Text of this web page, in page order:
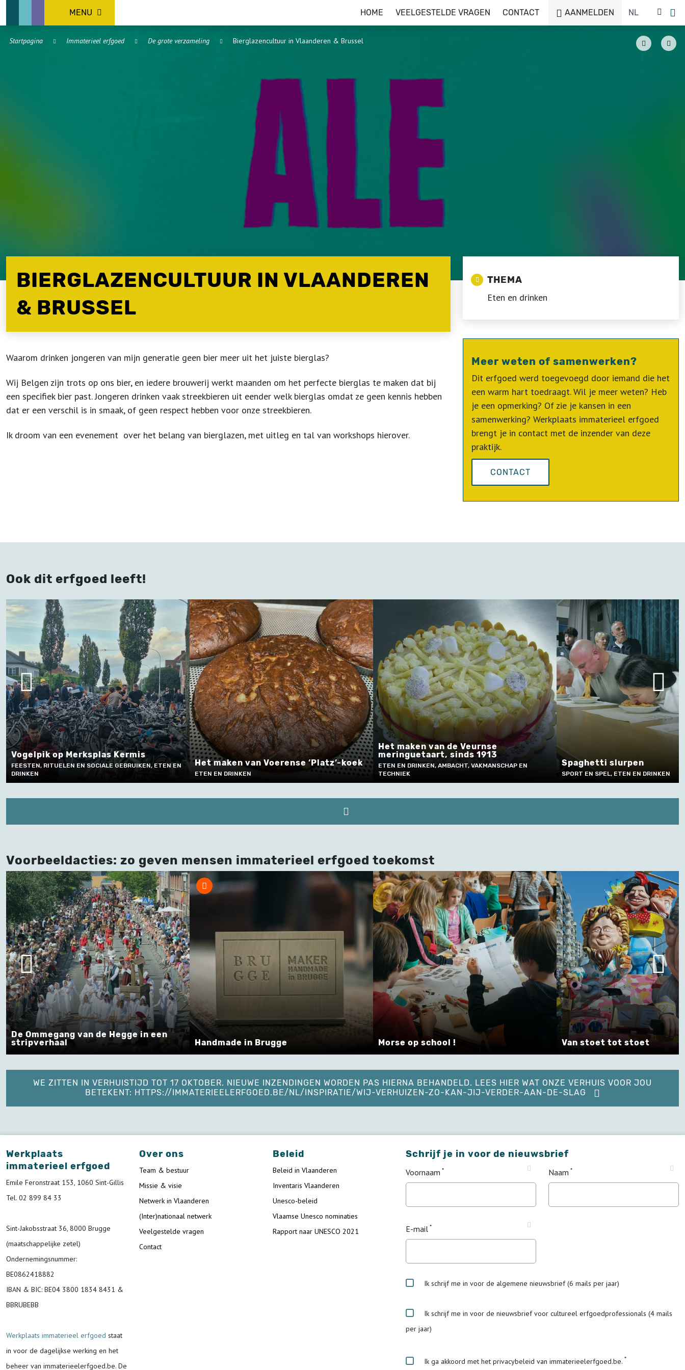
MENU HOME VEELGESTELDE VRAGEN CONTACT AANMELDEN
Startpagina Immaterieel erfgoed De grote verzameling Bierglazencultuur in Vlaanderen & Brussel
BIERGLAZENCULTUUR IN VLAANDEREN
& BRUSSEL
Waarom drinken jongeren van mijn generatie geen bier meer uit het juiste bierglas?
Wij Belgen zijn trots op ons bier, en iedere brouwerij werkt maanden om het perfecte bierglas te maken dat bij
een specifiek bier past. Jongeren drinken vaak streekbieren uit eender welk bierglas omdat ze geen kennis hebben
dat er een verschil is in smaak, of geen respect hebben voor onze streekbieren.
Ik droom van een evenement over het belang van bierglazen, met uitleg en tal van workshops hierover.
THEMA
Eten en drinken
Meer weten of samenwerken?
Dit erfgoed werd toegevoegd door iemand die het
een warm hart toedraagt. Wil je meer weten? Heb
je een opmerking? Of zie je kansen in een
samenwerking? Werkplaats immaterieel erfgoed
brengt je in contact met de inzender van deze
praktijk.
CONTACT
Ook dit erfgoed leeft!
Vogelpik op Merksplas Kermis
FEESTEN, RITUELEN EN SOCIALE GEBRUIKEN, ETEN EN
DRINKEN
Het maken van Voerense ‘Platz’-koek
ETEN EN DRINKEN
Het maken van de Veurnse
meringuetaart, sinds 1913
ETEN EN DRINKEN, AMBACHT, VAKMANSCHAP EN
TECHNIEK
Spaghetti slurpen
SPORT EN SPEL, ETEN EN DRINKEN
Voorbeeldacties: zo geven mensen immaterieel erfgoed toekomst
De Ommegang van de Hegge in een
stripverhaal
Handmade in Brugge Morse op school ! Van stoet tot stoet
WE ZITTEN IN VERHUISTIJD TOT 17 OKTOBER. NIEUWE INZENDINGEN WORDEN PAS HIERNA BEHANDELD. LEES HIER WAT ONZE VERHUIS VOOR JOU
BETEKENT: HTTPS://IMMATERIEELERFGOED.BE/NL/INSPIRATIE/WIJ-VERHUIZEN-ZO-KAN-JIJ-VERDER-AAN-DE-SLAG
Werkplaats
immaterieel erfgoed
Emile Feronstraat 153, 1060 Sint-Gillis
Tel. 02 899 84 33
Sint-Jakobsstraat 36, 8000 Brugge
(maatschappelijke zetel)
Ondernemingsnummer:
BE0862418882
IBAN & BIC: BE04 3800 1834 8431 &
BBRUBEBB
Werkplaats immaterieel erfgoed staat
in voor de dagelijkse werking en het
beheer van immaterieelerfgoed.be. De
Over ons
Team & bestuur
Missie & visie
Netwerk in Vlaanderen
(Inter)nationaal netwerk
Veelgestelde vragen
Contact
Beleid
Beleid in Vlaanderen
Inventaris Vlaanderen
Unesco-beleid
Vlaamse Unesco nominaties
Rapport naar UNESCO 2021
Schrijf je in voor de nieuwsbrief
Voornaam Naam
E-mail
Ik schrijf me in voor de algemene nieuwsbrief (6 mails per jaar)
Ik schrijf me in voor de nieuwsbrief voor cultureel erfgoedprofessionals (4 mails
per jaar)
Ik ga akkoord met het privacybeleid van immaterieelerfgoed.be.